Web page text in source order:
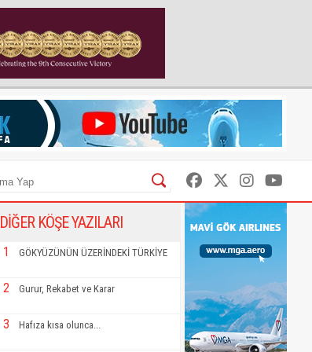
DİĞER KÖŞE YAZILARI
1 GÖKYÜZÜNÜN ÜZERİNDEKİ TÜRKİYE
2 Gurur, Rekabet ve Karar
3 Hafıza kısa olunca...